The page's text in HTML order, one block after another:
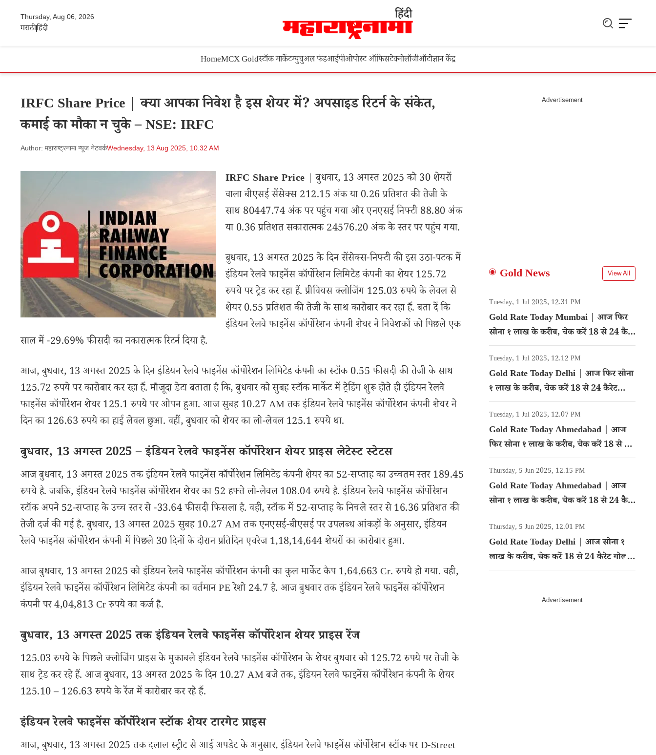
Thursday, Aug 06, 2026
मराठीहिंदी
HomeMCX Goldस्टॉक मार्केटम्युचुअल फंडआईपीओपोस्ट ऑफिसटेक्नोलॉजीऑटोज्ञान केंद्र
IRFC Share Price | क्या आपका निवेश है इस शेयर में? अपसाइड रिटर्न के संकेत,
कमाई का मौका न चुके – NSE: IRFC
Author: महाराष्ट्रनामा न्यूज नेटवर्कWednesday, 13 Aug 2025, 10.32 AM
IRFC Share Price | बुधवार, 13 अगस्त 2025 को 30 शेयरों
वाला बीएसई सेंसेक्स 212.15 अंक या 0.26 प्रतिशत की तेजी के
साथ 80447.74 अंक पर पहुंच गया और एनएसई निफ्टी 88.80 अंक
या 0.36 प्रतिशत सकारात्मक 24576.20 अंक के स्तर पर पहुंच गया.
बुधवार, 13 अगस्त 2025 के दिन सेंसेक्स-निफ्टी की इस उठा-पटक में
इंडियन रेलवे फाइनेंस कॉर्पोरेशन लिमिटेड कंपनी का शेयर 125.72
रुपये पर ट्रेड कर रहा हैं. प्रीवियस क्लोजिंग 125.03 रुपये के लेवल से
शेयर 0.55 प्रतिशत की तेजी के साथ कारोबार कर रहा हैं. बता दें कि
इंडियन रेलवे फाइनेंस कॉर्पोरेशन कंपनी शेयर ने निवेशकों को पिछले एक
साल में -29.69% फीसदी का नकारात्मक रिटर्न दिया है.
आज, बुधवार, 13 अगस्त 2025 के दिन इंडियन रेलवे फाइनेंस कॉर्पोरेशन लिमिटेड कंपनी का स्टॉक 0.55 फीसदी की तेजी के साथ
125.72 रुपये पर कारोबार कर रहा हैं. मौजूदा डेटा बताता है कि, बुधवार को सुबह स्टॉक मार्केट में ट्रेडिंग शुरू होते ही इंडियन रेलवे
फाइनेंस कॉर्पोरेशन शेयर 125.1 रुपये पर ओपन हुआ. आज सुबह 10.27 AM तक इंडियन रेलवे फाइनेंस कॉर्पोरेशन कंपनी शेयर ने
दिन का 126.63 रुपये का हाई लेवल छुआ. वहीं, बुधवार को शेयर का लो-लेवल 125.1 रुपये था.
बुधवार, 13 अगस्त 2025 – इंडियन रेलवे फाइनेंस कॉर्पोरेशन शेयर प्राइस लेटेस्ट स्टेटस
आज बुधवार, 13 अगस्त 2025 तक इंडियन रेलवे फाइनेंस कॉर्पोरेशन लिमिटेड कंपनी शेयर का 52-सप्ताह का उच्चतम स्तर 189.45
रुपये है. जबकि, इंडियन रेलवे फाइनेंस कॉर्पोरेशन शेयर का 52 हफ्ते लो-लेवल 108.04 रुपये है. इंडियन रेलवे फाइनेंस कॉर्पोरेशन
स्टॉक अपने 52-सप्ताह के उच्च स्तर से -33.64 फीसदी फिसला है. वही, स्टॉक में 52-सप्ताह के निचले स्तर से 16.36 प्रतिशत की
तेजी दर्ज की गई है. बुधवार, 13 अगस्त 2025 सुबह 10.27 AM तक एनएसई-बीएसई पर उपलब्ध आंकड़ों के अनुसार, इंडियन
रेलवे फाइनेंस कॉर्पोरेशन कंपनी में पिछले 30 दिनों के दौरान प्रतिदिन एवरेज 1,18,14,644 शेयरों का कारोबार हुआ.
आज बुधवार, 13 अगस्त 2025 को इंडियन रेलवे फाइनेंस कॉर्पोरेशन कंपनी का कुल मार्केट कैप 1,64,663 Cr. रुपये हो गया. वही,
इंडियन रेलवे फाइनेंस कॉर्पोरेशन लिमिटेड कंपनी का वर्तमान PE रेशो 24.7 है. आज बुधवार तक इंडियन रेलवे फाइनेंस कॉर्पोरेशन
कंपनी पर 4,04,813 Cr रुपये का कर्ज है.
बुधवार, 13 अगस्त 2025 तक इंडियन रेलवे फाइनेंस कॉर्पोरेशन शेयर प्राइस रेंज
125.03 रुपये के पिछले क्लोजिंग प्राइस के मुकाबले इंडियन रेलवे फाइनेंस कॉर्पोरेशन के शेयर बुधवार को 125.72 रुपये पर तेजी के
साथ ट्रेड कर रहे हैं. आज बुधवार, 13 अगस्त 2025 के दिन 10.27 AM बजे तक, इंडियन रेलवे फाइनेंस कॉर्पोरेशन कंपनी के शेयर
125.10 – 126.63 रुपये के रेंज में कारोबार कर रहे हैं.
इंडियन रेलवे फाइनेंस कॉर्पोरेशन स्टॉक शेयर टारगेट प्राइस
आज, बुधवार, 13 अगस्त 2025 तक दलाल स्ट्रीट से आई अपडेट के अनुसार, इंडियन रेलवे फाइनेंस कॉर्पोरेशन स्टॉक पर D-Street
Gold News View All
Tuesday, 1 Jul 2025, 12.31 PM
Gold Rate Today Mumbai | आज फिर
सोना १ लाख के करीब, चेक करें 18 से 24 कैरेट
गोल्ड का रेट
Tuesday, 1 Jul 2025, 12.12 PM
Gold Rate Today Delhi | आज फिर सोना
१ लाख के करीब, चेक करें 18 से 24 कैरेट
गोल्ड का रेट
Tuesday, 1 Jul 2025, 12.07 PM
Gold Rate Today Ahmedabad | आज
फिर सोना १ लाख के करीब, चेक करें 18 से 24
कैरेट गोल्ड का रेट
Thursday, 5 Jun 2025, 12.15 PM
Gold Rate Today Ahmedabad | आज
सोना १ लाख के करीब, चेक करें 18 से 24 कैरेट
गोल्ड का रेट
Thursday, 5 Jun 2025, 12.01 PM
Gold Rate Today Delhi | आज सोना १
लाख के करीब, चेक करें 18 से 24 कैरेट गोल्ड
का रेट